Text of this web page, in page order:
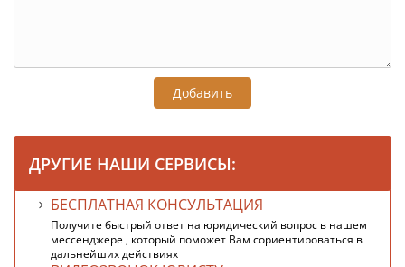
Добавить
ДРУГИЕ НАШИ СЕРВИСЫ:
БЕСПЛАТНАЯ КОНСУЛЬТАЦИЯ
Получите быстрый ответ на юридический вопрос в нашем
мессенджере , который поможет Вам сориентироваться в
дальнейших действиях